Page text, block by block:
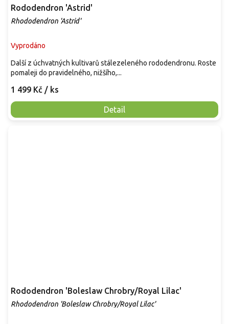
Rododendron 'Astrid'
Rhododendron 'Astrid'
Vyprodáno
1 499 Kč / ks
Detail
Další z úchvatných kultivarů stálezeleného rododendronu. Roste
pomaleji do pravidelného, nižšího,...
Rododendron 'Boleslaw Chrobry/Royal Lilac'
Rhododendron 'Boleslaw Chrobry/Royal Lilac'